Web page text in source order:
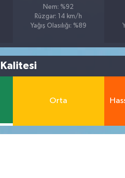
Nem: %92
Rüzgar: 14 km/h
Yağış Olasılığı: %89
Kalitesi
Orta